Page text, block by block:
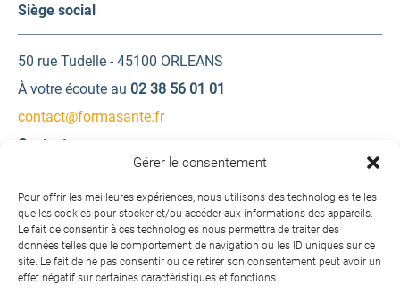
Gérer le consentement
Pour offrir les meilleures expériences, nous utilisons des technologies telles
que les cookies pour stocker et/ou accéder aux informations des appareils.
Le fait de consentir à ces technologies nous permettra de traiter des
données telles que le comportement de navigation ou les ID uniques sur ce
site. Le fait de ne pas consentir ou de retirer son consentement peut avoir un
effet négatif sur certaines caractéristiques et fonctions.
Siège social
50 rue Tudelle - 45100 ORLEANS
À votre écoute au 02 38 56 01 01
contact@formasante.fr
Contactez-nous
Une question ? Une demande d’information ?
Contactez-nous